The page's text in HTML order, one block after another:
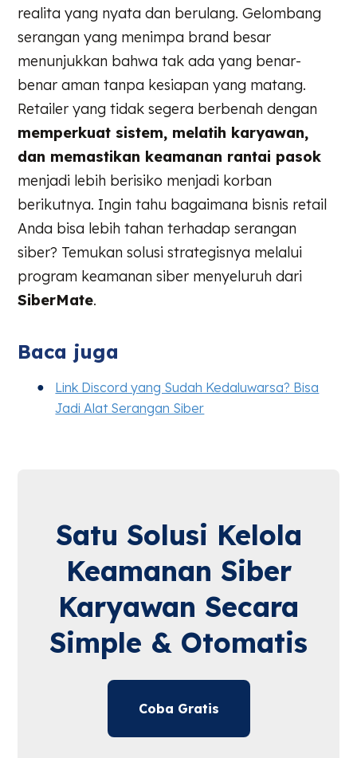
realita yang nyata dan berulang. Gelombang
serangan yang menimpa brand besar
menunjukkan bahwa tak ada yang benar-
benar aman tanpa kesiapan yang matang.
Retailer yang tidak segera berbenah dengan
memperkuat sistem, melatih karyawan,
dan memastikan keamanan rantai pasok
menjadi lebih berisiko menjadi korban
berikutnya. Ingin tahu bagaimana bisnis retail
Anda bisa lebih tahan terhadap serangan
siber? Temukan solusi strategisnya melalui
program keamanan siber menyeluruh dari
SiberMate.
Baca juga
Link Discord yang Sudah Kedaluwarsa? Bisa
Jadi Alat Serangan Siber
Satu Solusi Kelola
Keamanan Siber
Karyawan Secara
Simple & Otomatis
Coba Gratis